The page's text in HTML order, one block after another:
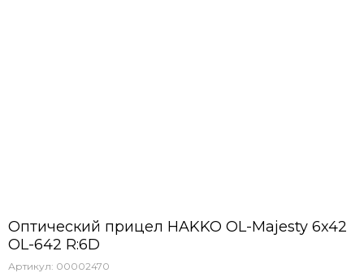
Оптический прицел HAKKO OL-Majesty 6x42
OL-642 R:6D
Артикул: 00002470